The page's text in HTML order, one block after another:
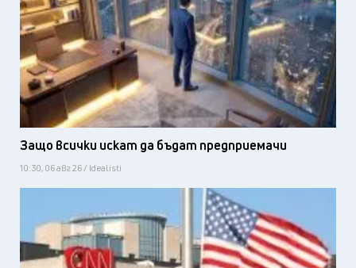
Защо всички искат да бъдат предприемачи
10:30, 06 авг 26 / Idealisti